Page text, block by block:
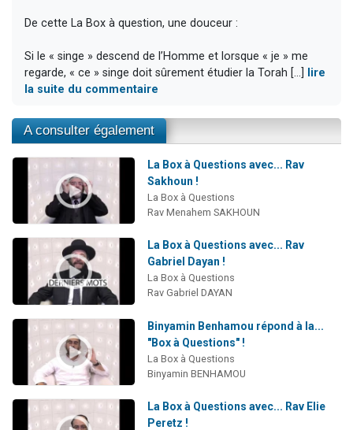
De cette La Box à question, une douceur :
Si le « singe » descend de l’Homme et lorsque « je » me
regarde, « ce » singe doit sûrement étudier la Torah [...]
lire
la suite du commentaire
A consulter également
La Box à Questions avec... Rav
Sakhoun !
La Box à Questions
Rav Menahem SAKHOUN
La Box à Questions avec... Rav
Gabriel Dayan !
La Box à Questions
Rav Gabriel DAYAN
Binyamin Benhamou répond à la...
"Box à Questions" !
La Box à Questions
Binyamin BENHAMOU
La Box à Questions avec... Rav Elie
Peretz !